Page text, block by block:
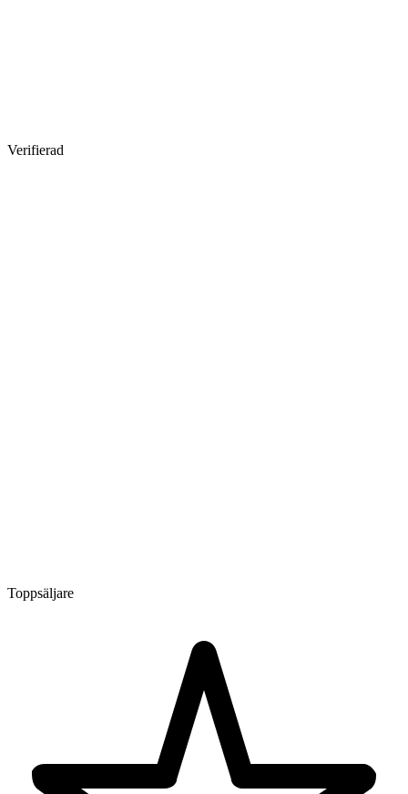
Verifierad
Toppsäljare